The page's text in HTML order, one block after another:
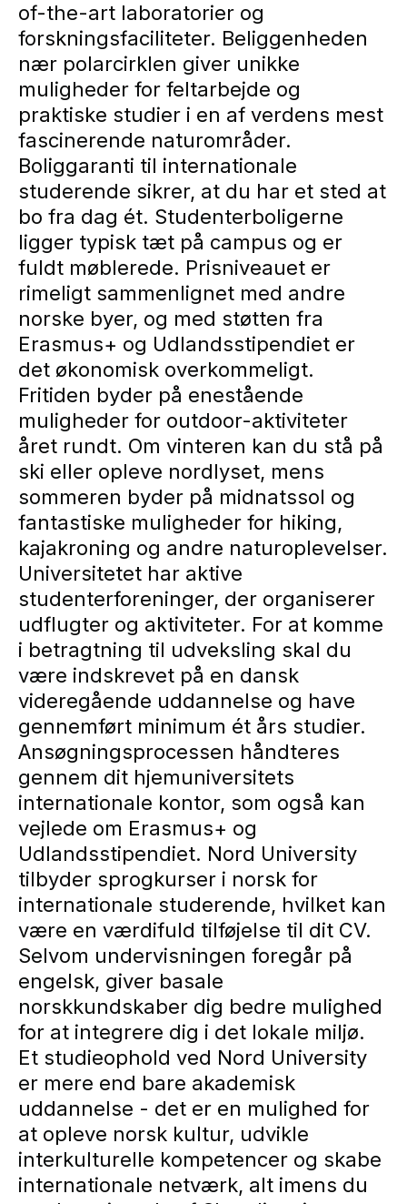
of-the-art laboratorier og
forskningsfaciliteter. Beliggenheden
nær polarcirklen giver unikke
muligheder for feltarbejde og
praktiske studier i en af verdens mest
fascinerende naturområder.
Boliggaranti til internationale
studerende sikrer, at du har et sted at
bo fra dag ét. Studenterboligerne
ligger typisk tæt på campus og er
fuldt møblerede. Prisniveauet er
rimeligt sammenlignet med andre
norske byer, og med støtten fra
Erasmus+ og Udlandsstipendiet er
det økonomisk overkommeligt.
Fritiden byder på enestående
muligheder for outdoor-aktiviteter
året rundt. Om vinteren kan du stå på
ski eller opleve nordlyset, mens
sommeren byder på midnatssol og
fantastiske muligheder for hiking,
kajakroning og andre naturoplevelser.
Universitetet har aktive
studenterforeninger, der organiserer
udflugter og aktiviteter. For at komme
i betragtning til udveksling skal du
være indskrevet på en dansk
videregående uddannelse og have
gennemført minimum ét års studier.
Ansøgningsprocessen håndteres
gennem dit hjemuniversitets
internationale kontor, som også kan
vejlede om Erasmus+ og
Udlandsstipendiet. Nord University
tilbyder sprogkurser i norsk for
internationale studerende, hvilket kan
være en værdifuld tilføjelse til dit CV.
Selvom undervisningen foregår på
engelsk, giver basale
norskkundskaber dig bedre mulighed
for at integrere dig i det lokale miljø.
Et studieophold ved Nord University
er mere end bare akademisk
uddannelse - det er en mulighed for
at opleve norsk kultur, udvikle
interkulturelle kompetencer og skabe
internationale netværk, alt imens du